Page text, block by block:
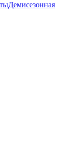
Демисезонная